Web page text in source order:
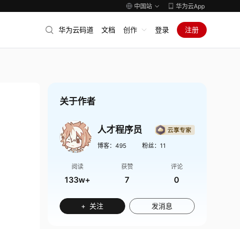
中国站 华为云App
华为云码道 文档 创作 登录 注册
关于作者
人才程序员
博客： 495 粉丝： 11
阅读
133w+
获赞
7
评论
0
+ 关注 发消息